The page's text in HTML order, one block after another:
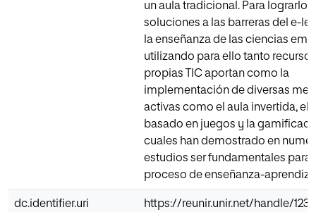
un aula tradicional. Para lograrlo,
soluciones a las barreras del e-
la enseñanza de las ciencias
utilizando para ello tanto
propias TIC aportan como la
implementación de diversas
activas como el aula invertida, el
basado en juegos y la
cuales han demostrado en
estudios ser fundamentales para
proceso de enseñanza-
dc.identifier.uri https://reunir.unir.net/handle/